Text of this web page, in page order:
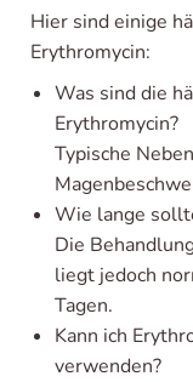
Hier sind einige
Erythromycin:
Was sind die
Erythromycin?
Typische
Wie lange
Die
liegt jedoch
Tagen.
Kann ich
verwenden?